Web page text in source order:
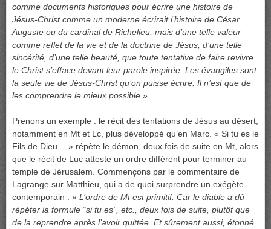
comme documents historiques pour écrire une histoire de
Jésus-Christ comme un moderne écrirait l’histoire de César
Auguste ou du cardinal de Richelieu, mais d’une telle valeur
comme reflet de la vie et de la doctrine de Jésus, d’une telle
sincérité, d’une telle beauté, que toute tentative de faire revivre
le Christ s’efface devant leur parole inspirée. Les évangiles sont
la seule vie de Jésus-Christ qu’on puisse écrire. Il n’est que de
les comprendre le mieux possible ».
Prenons un exemple : le récit des tentations de Jésus au désert,
notamment en Mt et Lc, plus développé qu’en Marc. « Si tu es le
Fils de Dieu… » répète le démon, deux fois de suite en Mt, alors
que le récit de Luc atteste un ordre différent pour terminer au
temple de Jérusalem. Commençons par le commentaire de
Lagrange sur Matthieu, qui a de quoi surprendre un exégète
contemporain : « L’ordre de Mt est primitif. Car le diable a dû
répéter la formule “si tu es”, etc., deux fois de suite, plutôt que
de la reprendre après l’avoir quittée. Et sûrement aussi, étonné